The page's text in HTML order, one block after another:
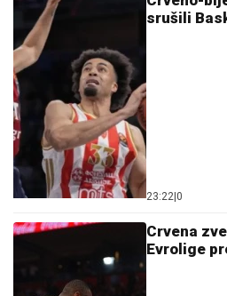
srušili
23:22|0
Crvena
Evrolige